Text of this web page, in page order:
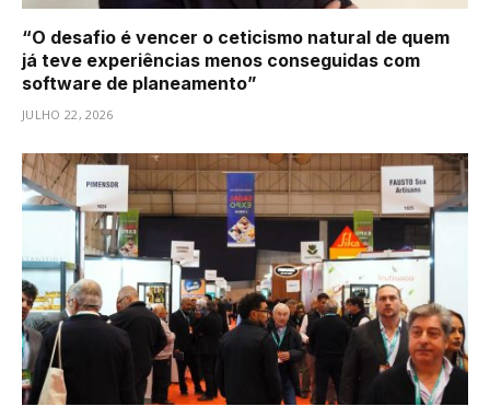
“O desafio é vencer o ceticismo natural de quem
já teve experiências menos conseguidas com
software de planeamento”
JULHO 22, 2026